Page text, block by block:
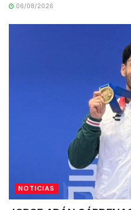
06/08/2026
NOTICIAS